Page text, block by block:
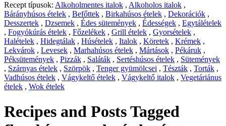
Recept típusok: Alkoholmentes italok , Alkoholos italok ,
Bárányhúsos ételek , Befőttek , Birkahúsos ételek , Dekorációk ,
Desszertek , Dzsemek , Édes sütemények , Édességek , Egytálételek
, Fogyókúrás ételek , Főzelékek , Grill ételek , Gyorsételek ,
Halételek , Hidegtálak , Húsételek , Italok , Köretek , Krémek ,
Lekvárok , Levesek , Marhahúsos ételek , Mártások , Pékáruk ,
Péksütemények , Pizzák , Saláták , Sertéshúsos ételek , Sütemények
, Szárnyas ételek , Szörpök , Tenger gyümölcsei , Tészták , Torták ,
Vadhúsos ételek , Vágykeltő ételek , Vágykeltő italok , Vegetáriánus
ételek , Wok ételek
Recipes and Posts Tagged